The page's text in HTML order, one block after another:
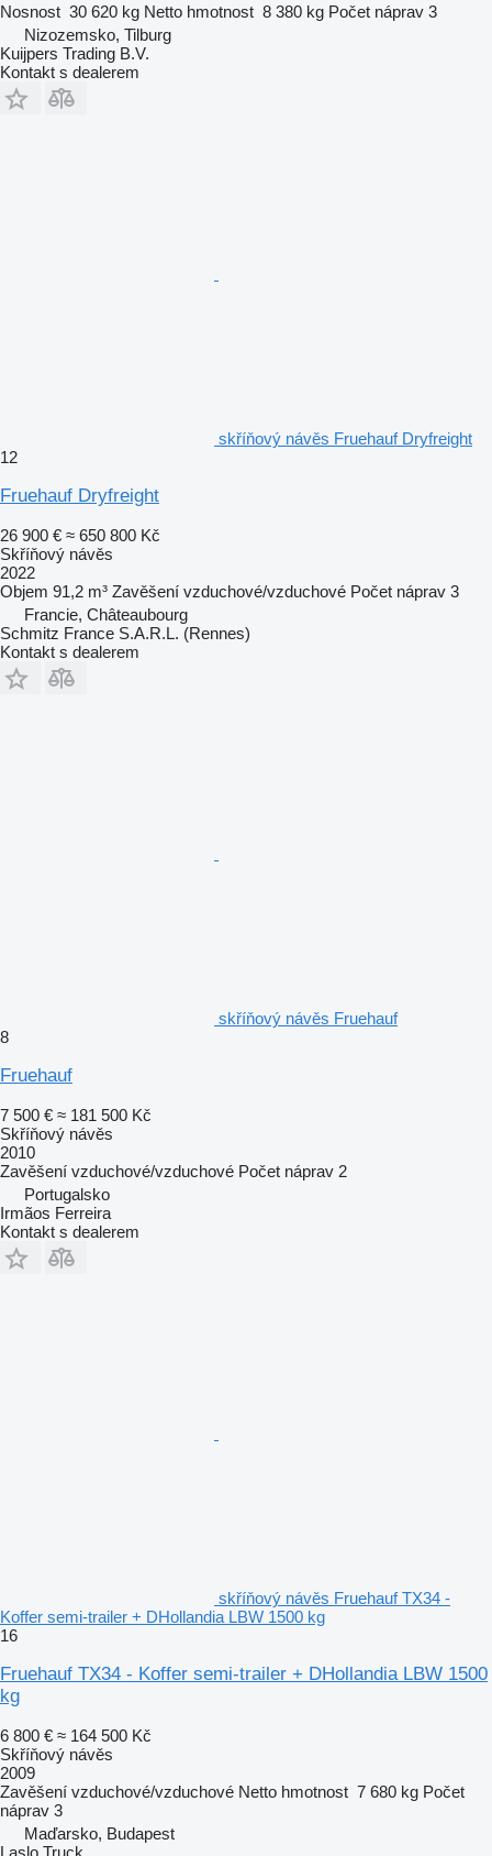
Nosnost 30 620 kg Netto hmotnost 8 380 kg Počet náprav 3
Nizozemsko, Tilburg
Kuijpers Trading B.V.
Kontakt s dealerem
skříňový návěs Fruehauf Dryfreight
12
Fruehauf Dryfreight
26 900 € ≈ 650 800 Kč
Skříňový návěs
2022
Objem 91,2 m³ Zavěšení vzduchové/vzduchové Počet náprav 3
Francie, Châteaubourg
Schmitz France S.A.R.L. (Rennes)
Kontakt s dealerem
skříňový návěs Fruehauf
8
Fruehauf
7 500 € ≈ 181 500 Kč
Skříňový návěs
2010
Zavěšení vzduchové/vzduchové Počet náprav 2
Portugalsko
Irmãos Ferreira
Kontakt s dealerem
skříňový návěs Fruehauf TX34 -
Koffer semi-trailer + DHollandia LBW 1500 kg
16
Fruehauf TX34 - Koffer semi-trailer + DHollandia LBW 1500
kg
6 800 € ≈ 164 500 Kč
Skříňový návěs
2009
Zavěšení vzduchové/vzduchové Netto hmotnost 7 680 kg Počet
náprav 3
Maďarsko, Budapest
Laslo Truck